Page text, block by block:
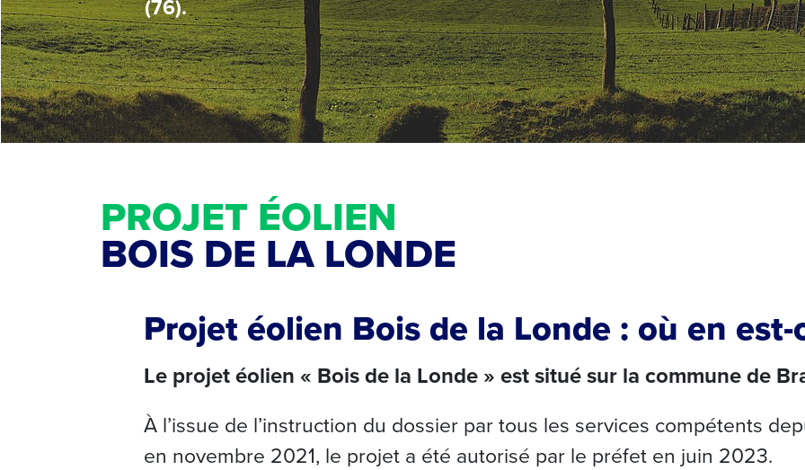
(76).
PROJET ÉOLIEN
BOIS DE LA LONDE
Projet éolien Bois de la Londe : où en est-
Le projet éolien « Bois de la Londe » est situé sur la commune de
À l’issue de l’instruction du dossier par tous les services compétents
en novembre 2021, le projet a été autorisé par le préfet en juin 2023.